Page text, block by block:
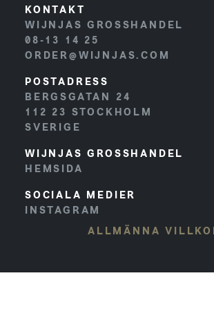
KONTAKT
WIJNJAS GROSSHANDEL
08-13 14 25
ORDER@WIJNJAS.COM
POSTADRESS
BERGSGATAN 24
112 23 STOCKHOLM
SVERIGE
WIJNJAS GROSSHANDEL
HEMSIDA
SOCIALA MEDIER
INSTAGRAM
ALLMÄNNA